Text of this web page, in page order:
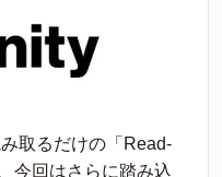
取るだけの「Read-
今回はさらに踏み込